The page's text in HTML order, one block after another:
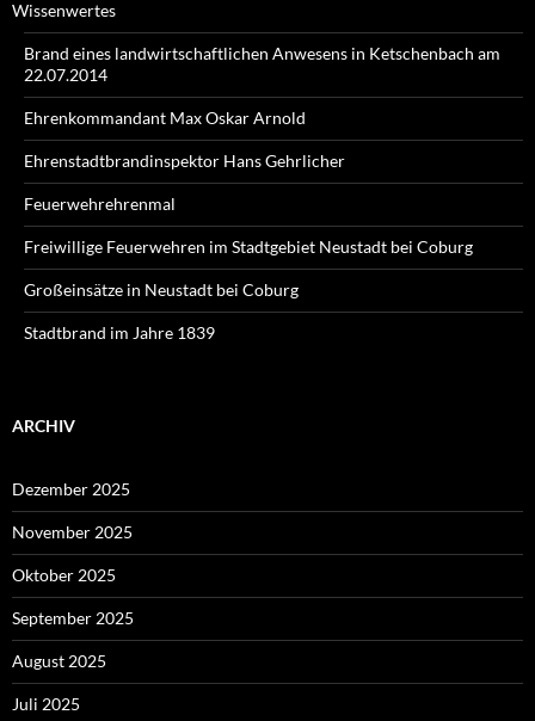
Wissenwertes
Brand eines landwirtschaftlichen Anwesens in Ketschenbach am
22.07.2014
Ehrenkommandant Max Oskar Arnold
Ehrenstadtbrandinspektor Hans Gehrlicher
Feuerwehrehrenmal
Freiwillige Feuerwehren im Stadtgebiet Neustadt bei Coburg
Großeinsätze in Neustadt bei Coburg
Stadtbrand im Jahre 1839
ARCHIV
Dezember 2025
November 2025
Oktober 2025
September 2025
August 2025
Juli 2025